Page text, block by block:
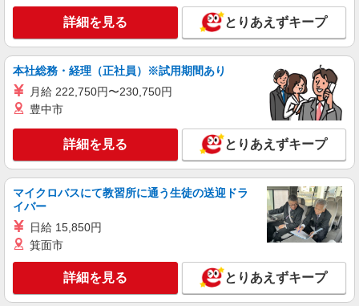
詳細を見る とりあえずキープ
本社総務・経理（正社員）※試用期間あり
月給 222,750円〜230,750円
豊中市
詳細を見る とりあえずキープ
マイクロバスにて教習所に通う生徒の送迎ドラ
イバー
日給 15,850円
箕面市
詳細を見る とりあえずキープ